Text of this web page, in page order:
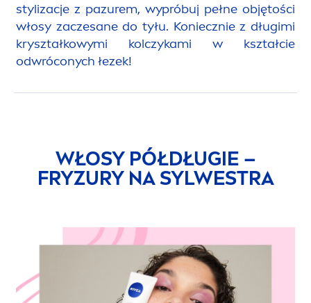
stylizacje z pazurem, wypróbuj pełne objętości
włosy zaczesane do tyłu. Koniecznie z długimi
kryształkowymi kolczykami w kształcie
odwróconych łezek!
WŁOSY PÓŁDŁUGIE –
FRYZURY NA SYLWESTRA